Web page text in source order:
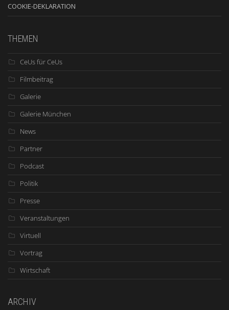
COOKIE-DEKLARATION
THEMEN
CeUs für CeUs
Filmbeitrag
Galerie
Galerie München
News
Partner
Podcast
Politik
Presse
Veranstaltungen
Virtuell
Vortrag
Wirtschaft
ARCHIV